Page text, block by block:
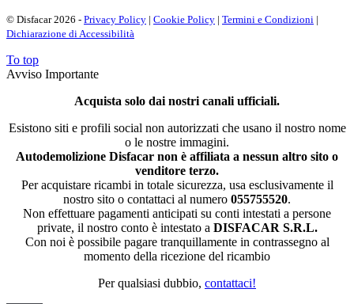
© Disfacar 2026 - Privacy Policy | Cookie Policy | Termini e Condizioni |
Dichiarazione di Accessibilità
To top
Avviso Importante
Acquista solo dai nostri canali ufficiali.
Esistono siti e profili social non autorizzati che usano il nostro nome
o le nostre immagini.
Autodemolizione Disfacar non è affiliata a nessun altro sito o
venditore terzo.
Per acquistare ricambi in totale sicurezza, usa esclusivamente il
nostro sito o contattaci al numero 055755520.
Non effettuare pagamenti anticipati su conti intestati a persone
private, il nostro conto è intestato a DISFACAR S.R.L.
Con noi è possibile pagare tranquillamente in contrassegno al
momento della ricezione del ricambio
Per qualsiasi dubbio, contattaci!